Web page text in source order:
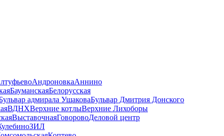
АндроновкаАннино
БауманскаяБелорусская
адмирала УшаковаБульвар Дмитрия Донского
ВДНХВерхние котлыВерхние Лихоборы
ВыставочнаяГоворовоДеловой центр
ЗИЛ